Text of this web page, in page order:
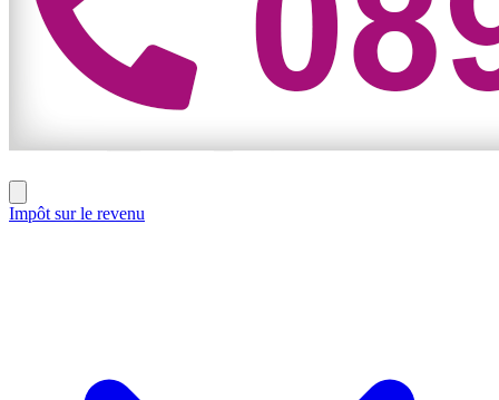
Impôt sur le revenu